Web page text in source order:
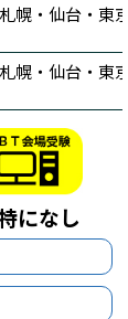
札幌・仙台・東
札幌・仙台・東
になし